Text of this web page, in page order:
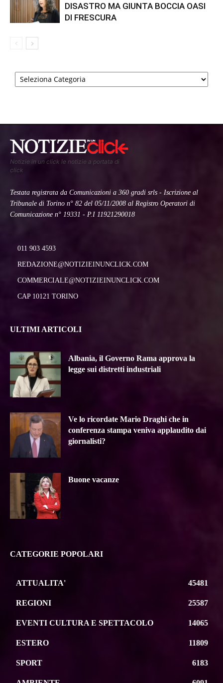
DISASTRO MA GIUNTA BOCCIA OASI
DI FRESCURA
Categorie
Notizie in un click le notizie a portata di
click
Testata registrata da Comunicazioni a 360 gradi srls - Iscrizione al
Tribunale di Torino n° 82 del 05/11/2008 al Registro Operatori di
Comunicazione n° 19331 - P.I 11921290018
011 903 4593
REDAZIONE@NOTIZIEINUNCLICK.COM
COMMERCIALE@NOTIZIEINUNCLICK.COM
CAP 10121 TORINO
ULTIMI ARTICOLI
Albania, il Governo Rama approva la
legge sui distretti industriali
Ve lo ricordate Mario Draghi che in
conferenza stampa veniva applaudito dai
giornalisti?
Buone vacanze
CATEGORIE POPOLARI
ATTUALITA' 45481
REGIONI 25587
EVENTI CULTURA E SPETTACOLO 14065
ESTERO 11809
SPORT 6183